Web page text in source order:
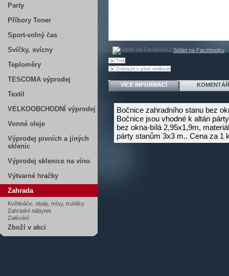
Party
Příbory Toner
Sport-volný čas
Svíčky, svícny
Teploměry
TESCOMA výprodej
Textil
VELKOOBCHODNÍ výprodej
Vonné oleje
Výprodej pivních a jiných
sklenic
Výprodej sklenice na víno
Výtvarné hračky
Zahrada
Květináče, obaly, mísy, truhlíky
Zahradní nábytek
Zalévání
Zboží v akci
Sdílet na Facebooku
Tisk
Zobrazit v plné velikosti
VÍCE INFORMACÍ
Bočnice zahradního stanu bez
Bočnice jsou vhodné k altán
bez okna-bílá 2,95x1,9m,
párty stanům 3x3 m.. Cena za 1